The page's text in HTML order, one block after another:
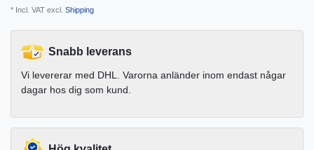
* Incl. VAT excl. Shipping
Snabb leverans
Vi levererar med DHL. Varorna anländer inom endast någar
dagar hos dig som kund.